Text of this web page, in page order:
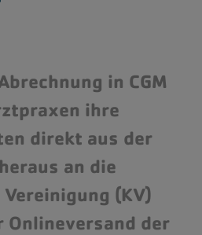
Professional
Services
in CGM
ihre
direkt aus der
an die
(KV)
der